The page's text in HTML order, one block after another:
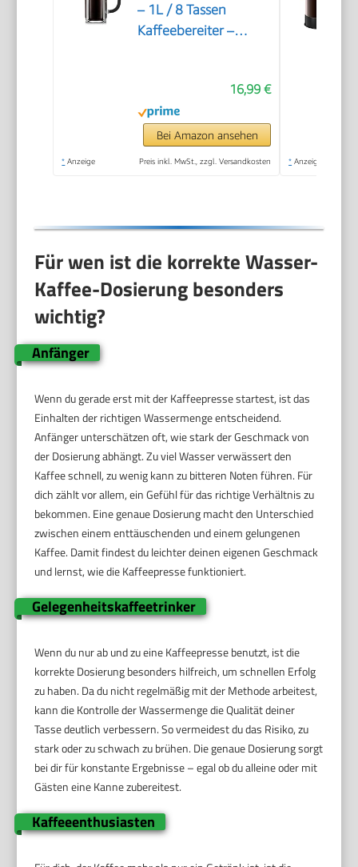
– 1L / 8 Tassen
Kaffeebereiter –
spülmaschinenfest –
Hergestellt in
Portugal
16,99 €
Bei Amazon ansehen
* Anzeige Preis inkl. MwSt., zzgl. Versandkosten * Anzeige
Für wen ist die korrekte Wasser-
Kaffee-Dosierung besonders
wichtig?
Anfänger
Wenn du gerade erst mit der Kaffeepresse startest, ist das
Einhalten der richtigen Wassermenge entscheidend.
Anfänger unterschätzen oft, wie stark der Geschmack von
der Dosierung abhängt. Zu viel Wasser verwässert den
Kaffee schnell, zu wenig kann zu bitteren Noten führen. Für
dich zählt vor allem, ein Gefühl für das richtige Verhältnis zu
bekommen. Eine genaue Dosierung macht den Unterschied
zwischen einem enttäuschenden und einem gelungenen
Kaffee. Damit findest du leichter deinen eigenen Geschmack
und lernst, wie die Kaffeepresse funktioniert.
Gelegenheitskaffeetrinker
Wenn du nur ab und zu eine Kaffeepresse benutzt, ist die
korrekte Dosierung besonders hilfreich, um schnellen Erfolg
zu haben. Da du nicht regelmäßig mit der Methode arbeitest,
kann die Kontrolle der Wassermenge die Qualität deiner
Tasse deutlich verbessern. So vermeidest du das Risiko, zu
stark oder zu schwach zu brühen. Die genaue Dosierung sorgt
bei dir für konstante Ergebnisse – egal ob du alleine oder mit
Gästen eine Kanne zubereitest.
Kaffeeenthusiasten